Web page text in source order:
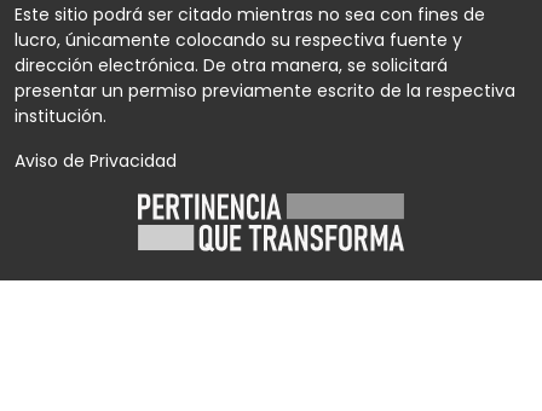
Este sitio podrá ser citado mientras no sea con fines de
lucro, únicamente colocando su respectiva fuente y
dirección electrónica. De otra manera, se solicitará
presentar un permiso previamente escrito de la respectiva
institución.
Aviso de Privacidad